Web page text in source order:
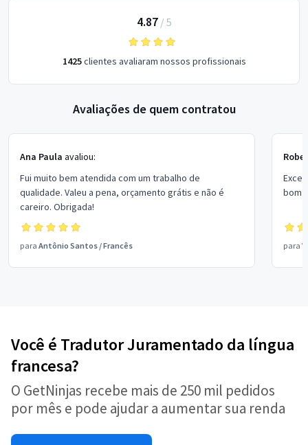
4.87/ 5
1425clientes avaliaram nossos profissionais
Avaliações de quem contratou
Ana Paula avaliou:
Fui muito bem atendida com um trabalho de
qualidade. Valeu a pena, orçamento grátis e não é
careiro. Obrigada!
para Antônio Santos /Francês
bom
para
Você é Tradutor Juramentado da língua
francesa?
O GetNinjas recebe mais de 250 mil pedidos
por mês e pode ajudar a aumentar sua renda